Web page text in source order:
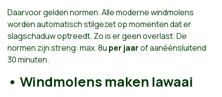
Daarvoor gelden normen. Alle moderne windmolens
worden automatisch stilgezet op momenten dat er
slagschaduw optreedt. Zo is er geen overlast. De
normen zijn streng: max. 8u per jaarof aanéénsluitend
30 minuten.
• Windmolens maken lawaai